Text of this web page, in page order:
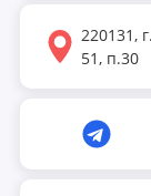
220131,
51, п.30